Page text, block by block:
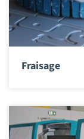
Fraisage